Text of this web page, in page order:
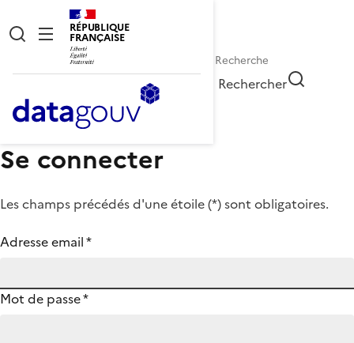
RÉPUBLIQUE
FRANÇAISE
Rechercher
Se connecter
Les champs précédés d'une étoile (*) sont obligatoires.
Adresse email*
Mot de passe*